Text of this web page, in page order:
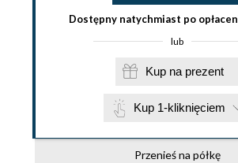
Dostępny natychmiast po
lub
Kup na prezent
Kup 1-kliknięciem
Przenieś na półkę